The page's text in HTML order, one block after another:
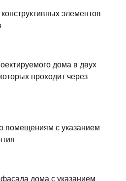
элементов
дома в двух
проходит через
помещениям с указанием